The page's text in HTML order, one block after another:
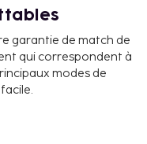
de Madrid-
garantie de match de
qui correspondent à
modes de